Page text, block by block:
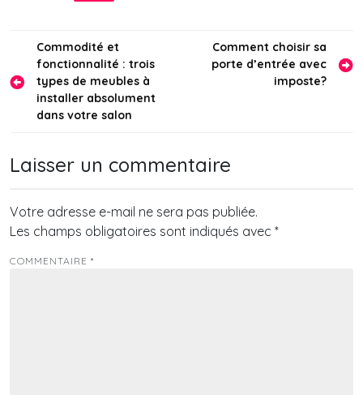
Navigation
de
l’article
Commodité et
fonctionnalité : trois
types de meubles à
installer absolument
dans votre salon
Comment choisir sa
porte d’entrée avec
imposte?
Laisser un commentaire
Votre adresse e-mail ne sera pas publiée.
Les champs obligatoires sont indiqués avec *
COMMENTAIRE *